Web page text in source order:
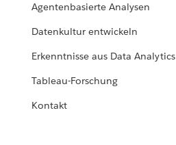
Agentenbasierte Analysen
Datenkultur entwickeln
Erkenntnisse aus Data Analytics
Tableau-Forschung
Kontakt